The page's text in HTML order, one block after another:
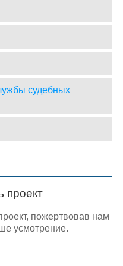
судебных
проект
пожертвовав нам
усмотрение.